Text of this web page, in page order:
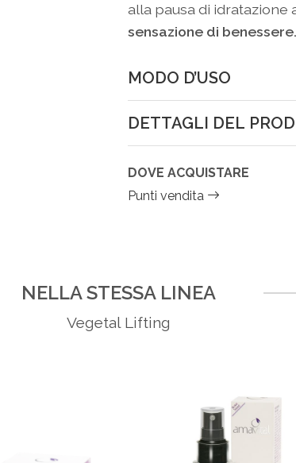
alla pausa di idratazione
sensazione di benessere.
MODO D’USO
DETTAGLI DEL
DOVE ACQUISTARE
Punti vendita
NELLA STESSA LINEA
Vegetal Lifting